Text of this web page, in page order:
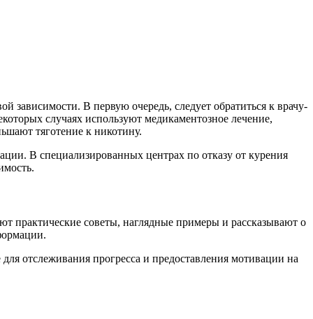
зависимости. В первую очередь, следует обратиться к врачу-
случаях используют медикаментозное лечение,
тяготение к никотину.
В специализированных центрах по отказу от курения
практические советы, наглядные примеры и рассказывают о
отслеживания прогресса и предоставления мотивации на